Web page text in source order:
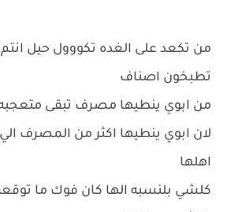
من تكعد على الغده تكووول حيل
تطبخون اصناف
من ابوي ينطيها مصرف تبقى
لان ابوي ينطيها اكثر من المصرف
اهلها
كلشي بلنسبه الها كان فوك ما